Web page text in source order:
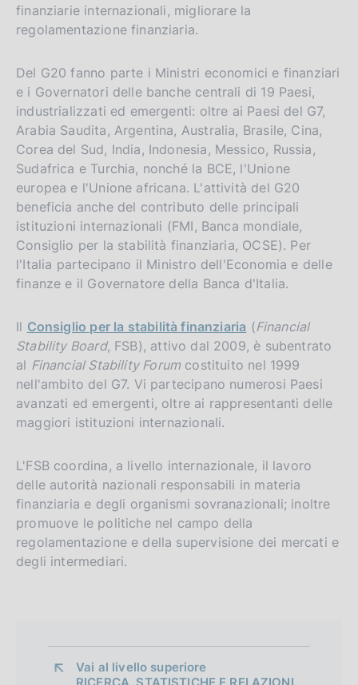
finanziarie internazionali, migliorare la
regolamentazione finanziaria.
Del G20 fanno parte i Ministri economici e finanziari
e i Governatori delle banche centrali di 19 Paesi,
industrializzati ed emergenti: oltre ai Paesi del G7,
Arabia Saudita, Argentina, Australia, Brasile, Cina,
Corea del Sud, India, Indonesia, Messico, Russia,
Sudafrica e Turchia, nonché la BCE, l'Unione
europea e l'Unione africana. L'attività del G20
beneficia anche del contributo delle principali
istituzioni internazionali (FMI, Banca mondiale,
Consiglio per la stabilità finanziaria, OCSE). Per
l'Italia partecipano il Ministro dell'Economia e delle
finanze e il Governatore della Banca d'Italia.
Il Consiglio per la stabilità finanziaria (Financial
Stability Board, FSB), attivo dal 2009, è subentrato
al Financial Stability Forum costituito nel 1999
nell'ambito del G7. Vi partecipano numerosi Paesi
avanzati ed emergenti, oltre ai rappresentanti delle
maggiori istituzioni internazionali.
L'FSB coordina, a livello internazionale, il lavoro
delle autorità nazionali responsabili in materia
finanziaria e degli organismi sovranazionali; inoltre
promuove le politiche nel campo della
regolamentazione e della supervisione dei mercati e
degli intermediari.
Vai al livello superiore